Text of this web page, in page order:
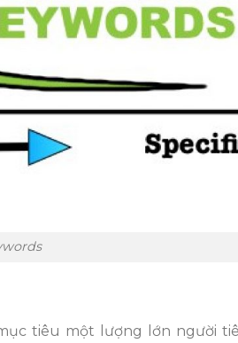
tiêu một lượng lớn người